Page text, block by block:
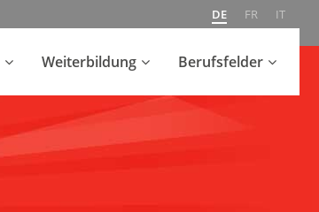
DE FR IT
Weiterbildung Berufsfelder